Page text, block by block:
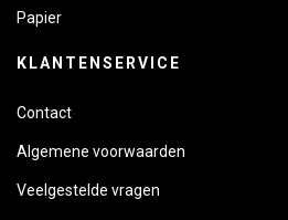
Papier
KLANTENSERVICE
Contact
Algemene voorwaarden
Veelgestelde vragen